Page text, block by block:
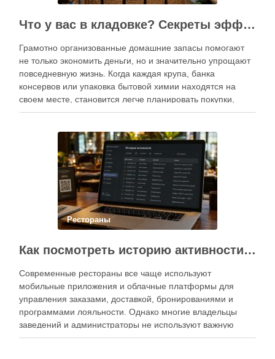
Что у вас в кладовке? Секреты эффективного планирования запасов
Грамотно организованные домашние запасы помогают
не только экономить деньги, но и значительно упрощают
повседневную жизнь. Когда каждая крупа, банка
консервов или упаковка бытовой химии находятся на
своем месте, становится легче планировать покупки,
готовить блюда и избегать лишних расходов.
перестал быть исключительно способом подготовки к …
Рестораны
Как посмотреть историю активности приложения для ресторана и зачем это нужно бизнесу
Современные рестораны все чаще используют
мобильные приложения и облачные платформы для
управления заказами, доставкой, бронированиями и
программами лояльности. Однако многие владельцы
заведений и администраторы не используют важную
функцию — просмотр истории активности приложения.